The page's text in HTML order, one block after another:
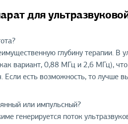
для
глубину терапии. В
вариант, 0,88 МГц и 2,6 МГц),
Если есть возможность, то лучше
или импульсный?
генерируется поток